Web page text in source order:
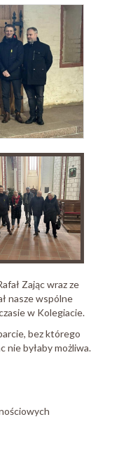
Zając wraz ze
nasze wspólne
w Kolegiacie.
bez którego
nie byłaby możliwa.